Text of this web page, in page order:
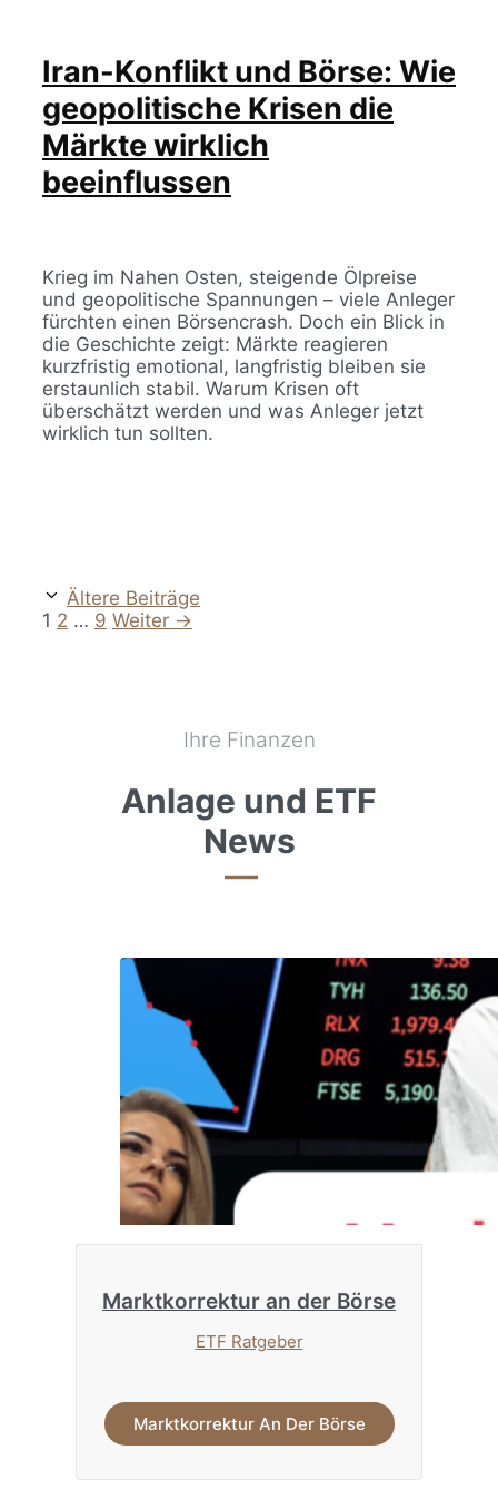
Iran-Konflikt und Börse: Wie
geopolitische Krisen die
Märkte wirklich
beeinflussen
Krieg im Nahen Osten, steigende Ölpreise
und geopolitische Spannungen – viele Anleger
fürchten einen Börsencrash. Doch ein Blick in
die Geschichte zeigt: Märkte reagieren
kurzfristig emotional, langfristig bleiben sie
erstaunlich stabil. Warum Krisen oft
überschätzt werden und was Anleger jetzt
wirklich tun sollten.
Ältere Beiträge
Seite
1 Seite
2 … Seite
9 Weiter →
Ihre Finanzen
Anlage und ETF
News
Marktkorrektur an der Börse
ETF Ratgeber
Marktkorrektur An Der Börse